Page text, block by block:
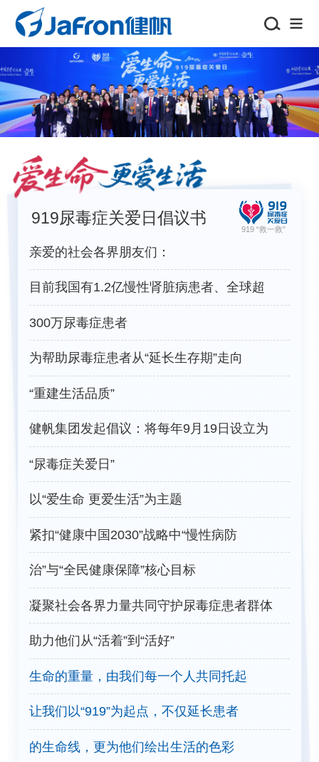
关于健帆
新闻资讯
加入我们
投资者关系
选择地区/语言
919尿毒症关爱日
919尿毒症关爱日倡议书
919 “救一救”
亲爱的社会各界朋友们：
目前我国有1.2亿慢性肾脏病患者、全球超
300万尿毒症患者
为帮助尿毒症患者从“延长生存期”走向
“重建生活品质”
健帆集团发起倡议：将每年9月19日设立为
“尿毒症关爱日”
以“爱生命 更爱生活”为主题
紧扣“健康中国2030”战略中“慢性病防
治”与“全民健康保障”核心目标
凝聚社会各界力量共同守护尿毒症患者群体
助力他们从“活着”到“活好”
生命的重量，由我们每一个人共同托起
让我们以“919”为起点，不仅延长患者
的生命线，更为他们绘出生活的色彩